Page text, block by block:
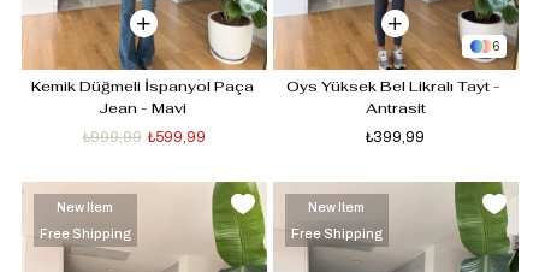
Kemik Düğmeli İspanyol Paça
Jean - Mavi
₺599,99
₺999,99
6
Oys Yüksek Bel Likralı Tayt -
Antrasit
₺399,99
New Item
Free Shipping
New Item
Free Shipping